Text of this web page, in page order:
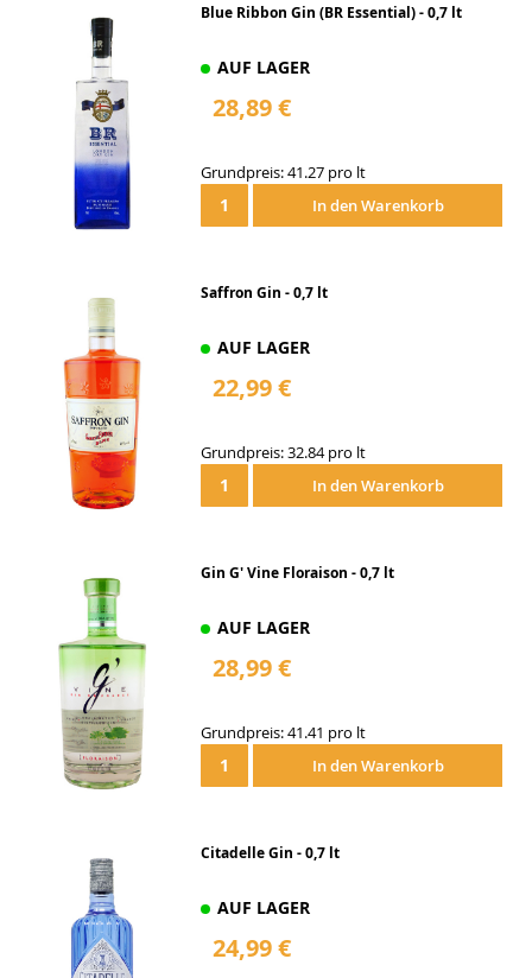
Blue Ribbon Gin (BR Essential) - 0,7 lt
AUF LAGER
28,89 €
Grundpreis: 41.27 pro lt
In den Warenkorb
Saffron Gin - 0,7 lt
AUF LAGER
22,99 €
Grundpreis: 32.84 pro lt
In den Warenkorb
Gin G' Vine Floraison - 0,7 lt
AUF LAGER
28,99 €
Grundpreis: 41.41 pro lt
In den Warenkorb
Citadelle Gin - 0,7 lt
AUF LAGER
24,99 €